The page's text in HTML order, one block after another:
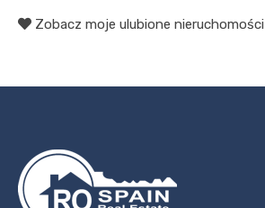
Zobacz moje ulubione nieruchomości